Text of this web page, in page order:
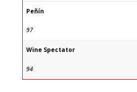
Peñín
97
Wine Spectator
94